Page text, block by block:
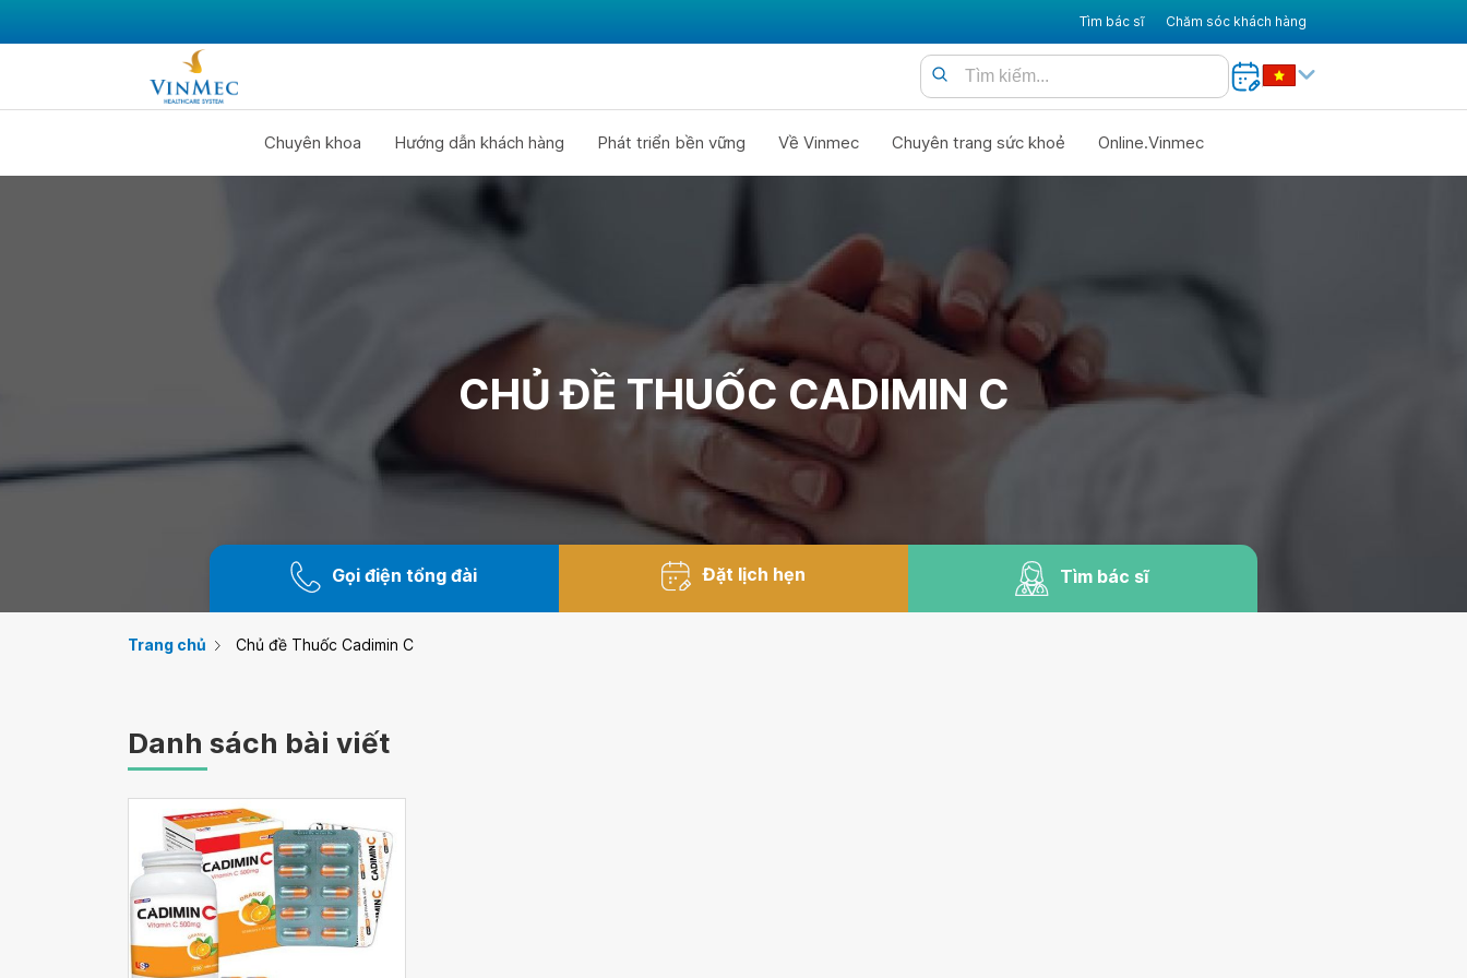
Tìm bác sĩ Chăm sóc khách hàng
Chuyên khoa Hướng dẫn khách hàng Phát triển bền vững Về Vinmec Chuyên trang sức khoẻ Online.Vinmec
CHỦ ĐỀ THUỐC CADIMIN C
Gọi điện tổng đài Đặt lịch hẹn Tìm bác sĩ
Trang chủ Chủ đề Thuốc Cadimin C
Danh sách bài viết